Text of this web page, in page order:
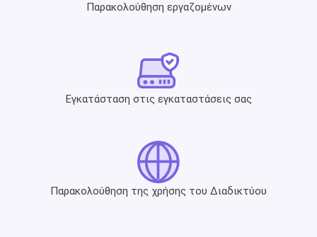
Παρακολούθηση εργαζομένων
Εγκατάσταση στις εγκαταστάσεις σας
Παρακολούθηση της χρήσης του Διαδικτύου